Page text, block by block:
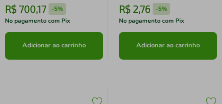
R$ 700,17 -5%
No pagamento com Pix
Adicionar ao carrinho
R$ 2,76 -5%
No pagamento com Pix
Adicionar ao carrinho